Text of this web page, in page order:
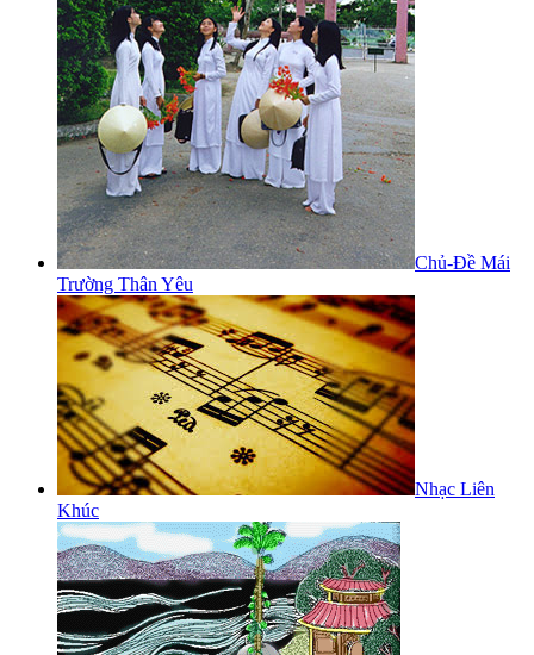
Chủ-Đề Mái
Trường Thân Yêu
Nhạc Liên
Khúc